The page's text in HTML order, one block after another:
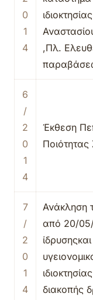
0
1
4
,Πλ.
6
/
2
0
1
4
Έκθεση
7
/
2
0
1
4
Ανάκληση
από 20/
διακοπής